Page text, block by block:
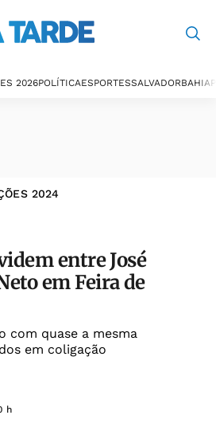
2026POLÍTICAESPORTESSALVADORBAHIA
2024
entre José
em Feira de
com quase a mesma
em coligação
h